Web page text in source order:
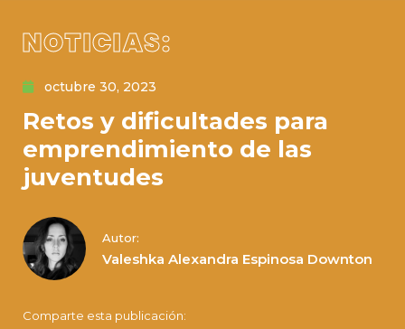
NOTICIAS:
octubre 30, 2023
Retos y dificultades para
emprendimiento de las
juventudes
Autor:
Valeshka Alexandra Espinosa Downton
Comparte esta publicación: